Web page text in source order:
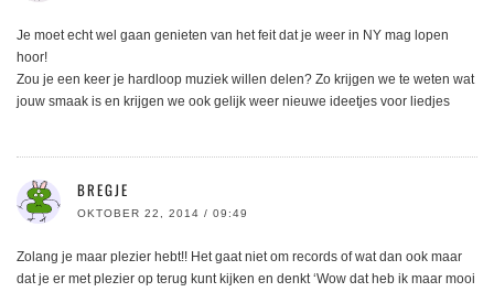
Je moet echt wel gaan genieten van het feit dat je weer in NY mag lopen
hoor!
Zou je een keer je hardloop muziek willen delen? Zo krijgen we te weten wat
jouw smaak is en krijgen we ook gelijk weer nieuwe ideetjes voor liedjes
BREGJE
OKTOBER 22, 2014 / 09:49
Zolang je maar plezier hebt!! Het gaat niet om records of wat dan ook maar
dat je er met plezier op terug kunt kijken en denkt ‘Wow dat heb ik maar mooi